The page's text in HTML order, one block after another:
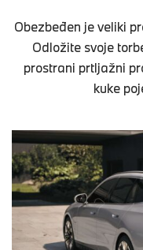
Obezbeđen je veliki
Odložite svoje
prostrani prtljažni
kuke